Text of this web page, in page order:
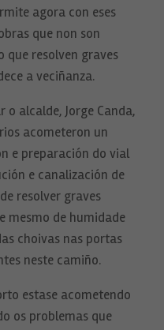
agora con eses
que non son
que resolven graves
a veciñanza.
alcalde, Jorge Canda,
acometeron un
e preparación do vial
e canalización de
resolver graves
mesmo de humidade
choivas nas portas
neste camiño.
estase acometendo
os problemas que